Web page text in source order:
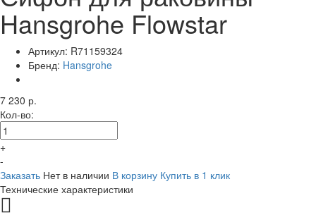
Hansgrohe Flowstar
Артикул: R71159324
Бренд: Hansgrohe
7 230 р.
Кол-во:
+
-
Заказать Нет в наличии В корзину Купить в 1 клик
Технические характеристики